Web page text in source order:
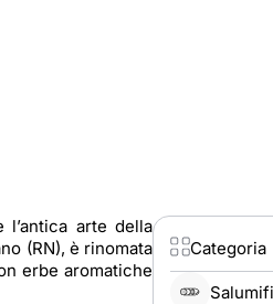
l’antica arte della
(RN), è rinomata
erbe aromatiche
Categoria